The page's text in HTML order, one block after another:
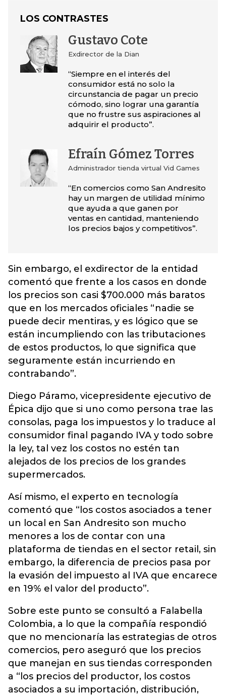
LOS CONTRASTES
Gustavo Cote
Exdirector de la Dian
“Siempre en el interés del
consumidor está no solo la
circunstancia de pagar un precio
cómodo, sino lograr una garantía
que no frustre sus aspiraciones al
adquirir el producto”.
Efraín Gómez Torres
Administrador tienda virtual Vid Games
“En comercios como San Andresito
hay un margen de utilidad mínimo
que ayuda a que ganen por
ventas en cantidad, manteniendo
los precios bajos y competitivos”.
Sin embargo, el exdirector de la entidad
comentó que frente a los casos en donde
los precios son casi $700.000 más baratos
que en los mercados oficiales “nadie se
puede decir mentiras, y es lógico que se
están incumpliendo con las tributaciones
de estos productos, lo que significa que
seguramente están incurriendo en
contrabando”.
Diego Páramo, vicepresidente ejecutivo de
Épica dijo que si uno como persona trae las
consolas, paga los impuestos y lo traduce al
consumidor final pagando IVA y todo sobre
la ley, tal vez los costos no estén tan
alejados de los precios de los grandes
supermercados.
Así mismo, el experto en tecnología
comentó que “los costos asociados a tener
un local en San Andresito son mucho
menores a los de contar con una
plataforma de tiendas en el sector retail, sin
embargo, la diferencia de precios pasa por
la evasión del impuesto al IVA que encarece
en 19% el valor del producto”.
Sobre este punto se consultó a Falabella
Colombia, a lo que la compañía respondió
que no mencionaría las estrategias de otros
comercios, pero aseguró que los precios
que manejan en sus tiendas corresponden
a “los precios del productor, los costos
asociados a su importación, distribución,